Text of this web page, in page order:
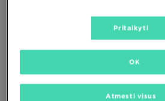
Pritaikyti
Atmesti visus
OK